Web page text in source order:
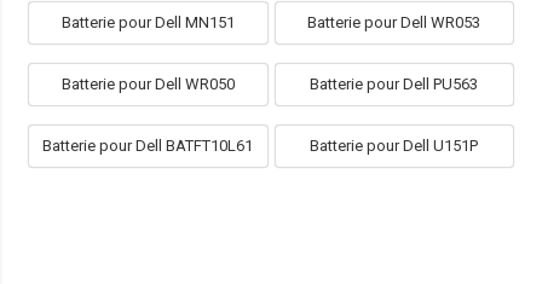
Batterie pour Dell MN151 Batterie pour Dell WR053
Batterie pour Dell WR050 Batterie pour Dell PU563
Batterie pour Dell BATFT10L61 Batterie pour Dell U151P